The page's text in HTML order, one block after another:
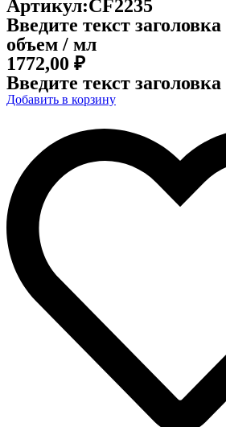
Артикул:CF2235
Введите текст заголовка
объем / мл
1772,00 ₽
Введите текст заголовка
Добавить в корзину